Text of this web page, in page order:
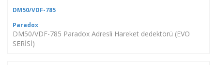
DM50/VDF-785
Paradox
DM50/VDF-785 Paradox Adresli Hareket dedektörü (EVO
SERİSİ)